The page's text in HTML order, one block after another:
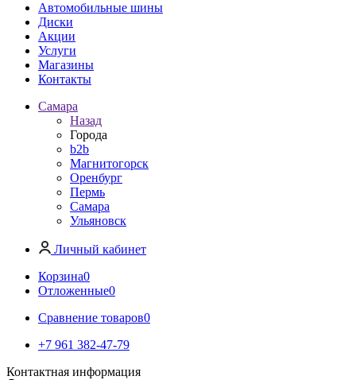
Автомобильные шины
Диски
Акции
Услуги
Магазины
Контакты
Самара
Назад
Города
b2b
Магнитогорск
Оренбург
Пермь
Самара
Ульяновск
Личный кабинет
Корзина0
Отложенные0
Сравнение товаров0
+7 961 382-47-79
Контактная информация